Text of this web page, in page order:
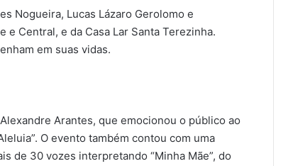
Nogueira, Lucas Lázaro Gerolomo e
e Central, e da Casa Lar Santa Terezinha.
em suas vidas.
Arantes, que emocionou o público ao
O evento também contou com uma
de 30 vozes interpretando “Minha Mãe”, do